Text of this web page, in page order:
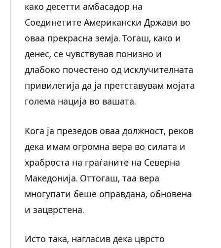
како десетти амбасадор на
Соединетите Американски Држави во
оваа прекрасна земја. Тогаш, како и
денес, се чувствував понизно и
длабоко почестено од исклучителната
привилегија да ја претставувам мојата
голема нација во вашата.
Кога ја презедов оваа должност, реков
дека имам огромна вера во силата и
храброста на граѓаните на Северна
Македонија. Оттогаш, таа вера
многупати беше оправдана, обновена
и зацврстена.
Исто така, нагласив дека цврсто